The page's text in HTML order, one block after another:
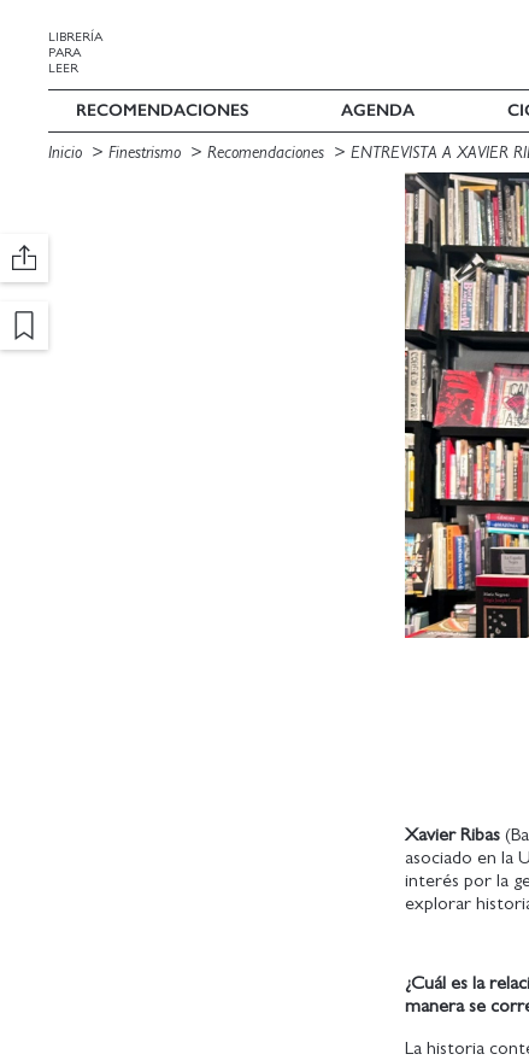
LIBRERÍA
PARA
LEER
RECOMENDACIONES AGENDA
Inicio Finestrismo Recomendaciones ENTREVISTA A XAVIER
Xavier Ribas
asociado en la
interés por la
explorar
¿Cuál es la
manera se
La historia